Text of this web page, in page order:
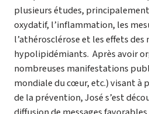
plusieurs études, principalement
oxydatif, l’inflammation, les
l’athérosclérose et les effets des
hypolipidémiants. Après avoir
nombreuses manifestations
mondiale du cœur, etc.) visant à
de la prévention, José s’est